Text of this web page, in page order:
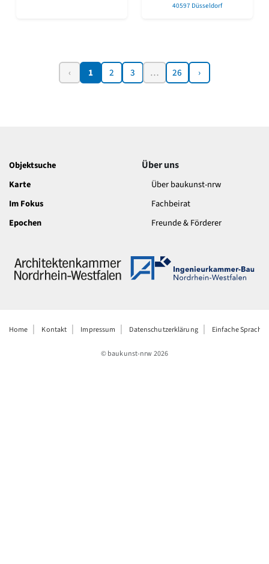
40597 Düsseldorf
‹ 1 2 3 … 26 ›
Objektsuche
Karte
Im Fokus
Epochen
Über uns
Über baukunst-nrw
Fachbeirat
Freunde & Förderer
Home Kontakt Impressum Datenschutzerklärung Einfache Sprache
© baukunst-nrw2026